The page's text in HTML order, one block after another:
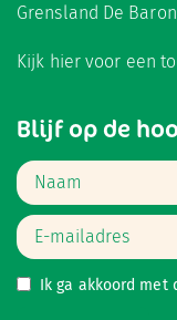
Grensland De
Kijk hiervoor een
Blijf op de
Ik ga akkoord met